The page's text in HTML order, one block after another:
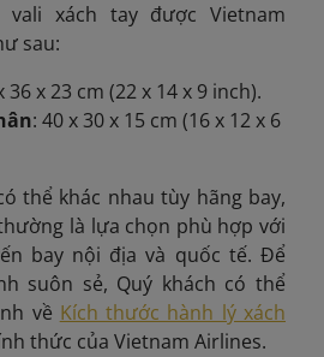
xách tay được Vietnam
sau:
36 x 23 cm (22 x 14 x 9 inch).
: 40 x 30 x 15 cm (16 x 12 x 6
thể khác nhau tùy hãng bay,
là lựa chọn phù hợp với
bay nội địa và quốc tế. Để
suôn sẻ, Quý khách có thể
về Kích thước hành lý xách
thức của Vietnam Airlines.